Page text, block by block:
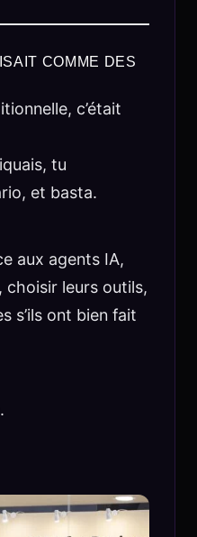
COMME DES
c’était
tu
et basta.
aux agents IA,
choisir leurs outils,
s’ils ont bien fait